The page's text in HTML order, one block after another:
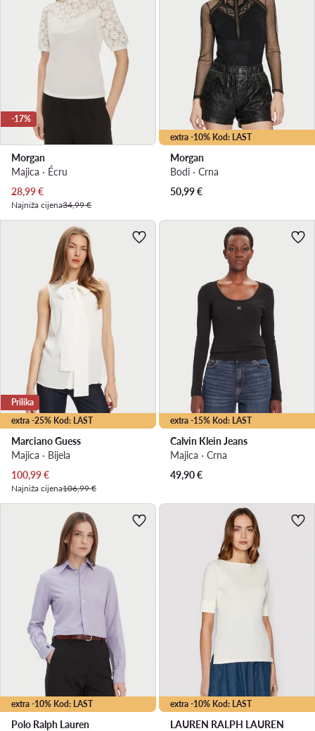
-17%
Morgan
Majica · Écru
Trenutna cijena
28,99€
Najniža cijena34,99 €
extra -10% Kod: LAST
Morgan
Bodi · Crna
50,99€
extra -25% Kod: LAST
Prilika
Marciano Guess
Majica · Bijela
Trenutna cijena
100,99€
Najniža cijena106,99 €
extra -15% Kod: LAST
Calvin Klein Jeans
Majica · Crna
49,90€
extra -10% Kod: LAST
Polo Ralph Lauren
extra -10% Kod: LAST
LAUREN RALPH LAUREN